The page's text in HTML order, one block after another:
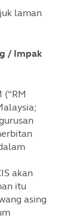
laman
/ Impak
(“RM
akan
itu
asing